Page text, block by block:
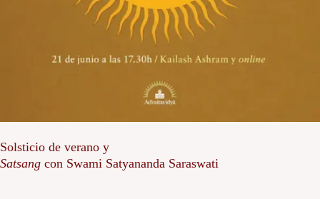
Solsticio de verano y
Satsang con Swami Satyananda Saraswati